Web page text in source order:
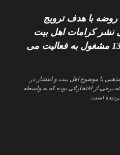
با هدف ترویج
نشر کرامات اهل بیت
علیهم السلام از سال 1385 مشغول به فعالیت می
و والپیپر مذهبی با موضوع اهل بیت و انتشار در
طی 15 سال گذشته برخی از افتخاراتی بوده که به واسطه
است.